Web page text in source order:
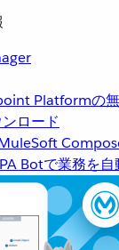
Platformの
ロード
Botで業務を自